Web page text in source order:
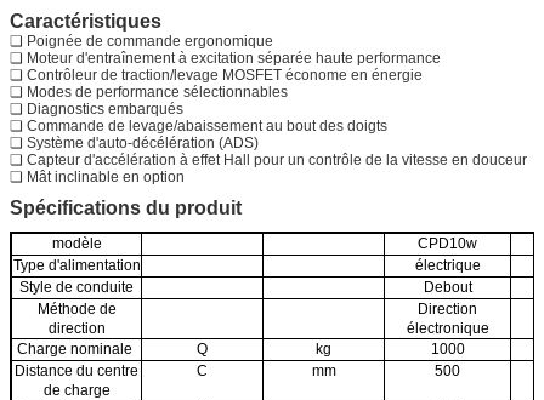
Caractéristiques
❏ Poignée de commande ergonomique
❏ Moteur d'entraînement à excitation séparée haute performance
❏ Contrôleur de traction/levage MOSFET économe en énergie
❏ Modes de performance sélectionnables
❏ Diagnostics embarqués
❏ Commande de levage/abaissement au bout des doigts
❏ Système d'auto-décélération (ADS)
❏ Capteur d'accélération à effet Hall pour un contrôle de la vitesse en douceur
❏ Mât inclinable en option
Spécifications du produit
modèle
CPD10w
Type d'alimentation
électrique
Style de conduite
Debout
Méthode de
direction
Direction
électronique
Charge nominale
Q kg
1000
Distance du centre
de charge
C mm 500